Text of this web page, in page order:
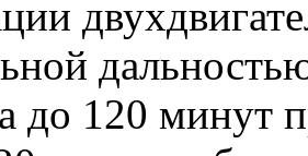
до 120 минут